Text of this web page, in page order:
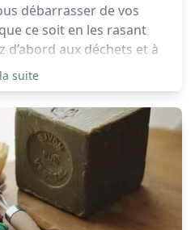
débarrasser de vos
ce soit en les rasant
aux déchets et à
méthode que vous
suite